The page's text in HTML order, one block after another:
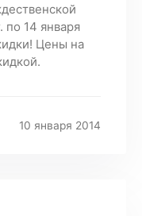
14 января
Цены на
10 января 2014